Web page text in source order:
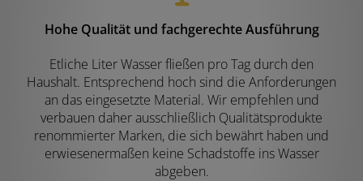
Hohe Qualität und fachgerechte Ausführung
Etliche Liter Wasser fließen pro Tag durch den
Haushalt. Entsprechend hoch sind die Anforderungen
an das eingesetzte Material. Wir empfehlen und
verbauen daher ausschließlich Qualitätsprodukte
renommierter Marken, die sich bewährt haben und
erwiesenermaßen keine Schadstoffe ins Wasser
abgeben.